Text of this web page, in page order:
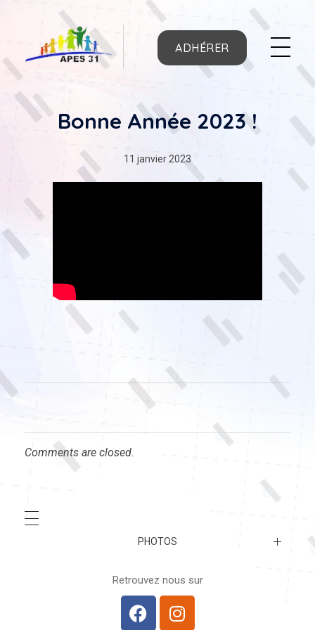
ADHÉRER
Bonne Année 2023 !
11 janvier 2023
Comments are closed.
PHOTOS
Retrouvez nous sur